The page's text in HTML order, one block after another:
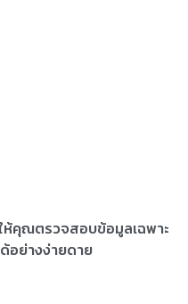
ห้คุณตรวจสอบข้อมูลเฉพาะ
อย่างง่ายดาย